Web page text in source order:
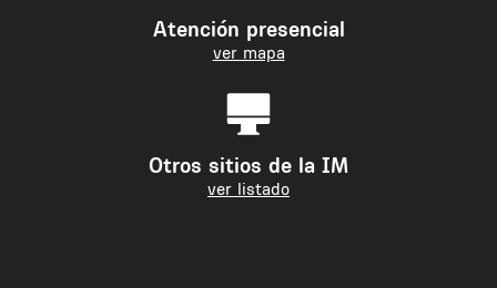
Atención presencial
ver mapa
Otros sitios de la IM
ver listado